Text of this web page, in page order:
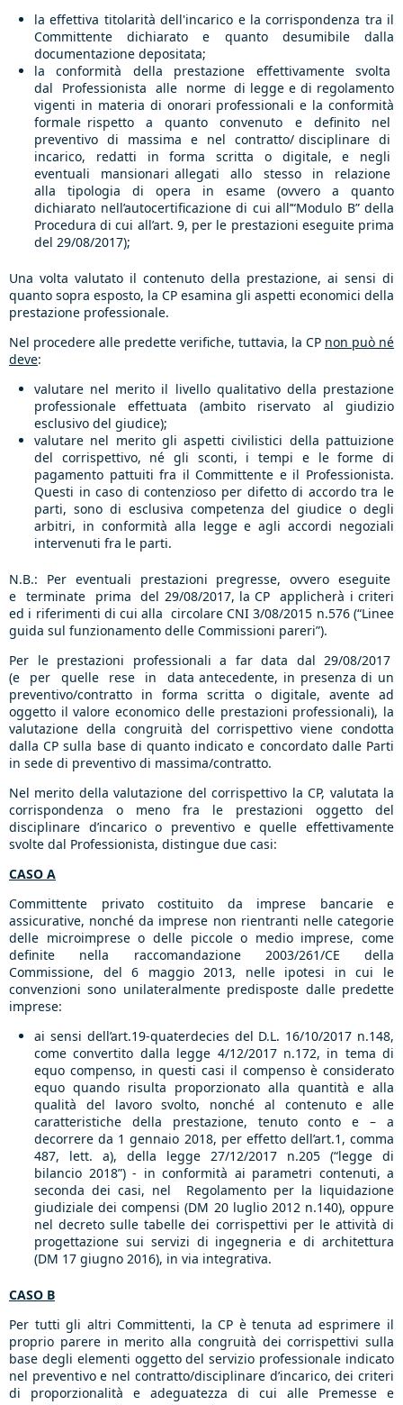
la effettiva titolarità dell'incarico e la corrispondenza tra il
Committente dichiarato e quanto desumibile dalla
documentazione depositata;
la conformità della prestazione effettivamente svolta
dal Professionista alle norme di legge e di regolamento
vigenti in materia di onorari professionali e la conformità
formale rispetto a quanto convenuto e definito nel
preventivo di massima e nel contratto/ disciplinare di
incarico, redatti in forma scritta o digitale, e negli
eventuali mansionari allegati allo stesso in relazione
alla tipologia di opera in esame (ovvero a quanto
dichiarato nell’autocertificazione di cui all’“Modulo B” della
Procedura di cui all’art. 9, per le prestazioni eseguite prima
del 29/08/2017);
Una volta valutato il contenuto della prestazione, ai sensi di
quanto sopra esposto, la CP esamina gli aspetti economici della
prestazione professionale.
Nel procedere alle predette verifiche, tuttavia, la CP non può né
deve:
valutare nel merito il livello qualitativo della prestazione
professionale effettuata (ambito riservato al giudizio
esclusivo del giudice);
valutare nel merito gli aspetti civilistici della pattuizione
del corrispettivo, né gli sconti, i tempi e le forme di
pagamento pattuiti fra il Committente e il Professionista.
Questi in caso di contenzioso per difetto di accordo tra le
parti, sono di esclusiva competenza del giudice o degli
arbitri, in conformità alla legge e agli accordi negoziali
intervenuti fra le parti.
N.B.: Per eventuali prestazioni pregresse, ovvero eseguite
e terminate prima del 29/08/2017, la CP applicherà i criteri
ed i riferimenti di cui alla circolare CNI 3/08/2015 n.576 (“Linee
guida sul funzionamento delle Commissioni pareri”).
Per le prestazioni professionali a far data dal 29/08/2017
(e per quelle rese in data antecedente, in presenza di un
preventivo/contratto in forma scritta o digitale, avente ad
oggetto il valore economico delle prestazioni professionali), la
valutazione della congruità del corrispettivo viene condotta
dalla CP sulla base di quanto indicato e concordato dalle Parti
in sede di preventivo di massima/contratto.
Nel merito della valutazione del corrispettivo la CP, valutata la
corrispondenza o meno fra le prestazioni oggetto del
disciplinare d’incarico o preventivo e quelle effettivamente
svolte dal Professionista, distingue due casi:
CASO A
Committente privato costituito da imprese bancarie e
assicurative, nonché da imprese non rientranti nelle categorie
delle microimprese o delle piccole o medio imprese, come
definite nella raccomandazione 2003/261/CE della
Commissione, del 6 maggio 2013, nelle ipotesi in cui le
convenzioni sono unilateralmente predisposte dalle predette
imprese:
ai sensi dell’art.19-quaterdecies del D.L. 16/10/2017 n.148,
come convertito dalla legge 4/12/2017 n.172, in tema di
equo compenso, in questi casi il compenso è considerato
equo quando risulta proporzionato alla quantità e alla
qualità del lavoro svolto, nonché al contenuto e alle
caratteristiche della prestazione, tenuto conto e – a
decorrere da 1 gennaio 2018, per effetto dell’art.1, comma
487, lett. a), della legge 27/12/2017 n.205 (“legge di
bilancio 2018”) - in conformità ai parametri contenuti, a
seconda dei casi, nel Regolamento per la liquidazione
giudiziale dei compensi (DM 20 luglio 2012 n.140), oppure
nel decreto sulle tabelle dei corrispettivi per le attività di
progettazione sui servizi di ingegneria e di architettura
(DM 17 giugno 2016), in via integrativa.
CASO B
Per tutti gli altri Committenti, la CP è tenuta ad esprimere il
proprio parere in merito alla congruità dei corrispettivi sulla
base degli elementi oggetto del servizio professionale indicato
nel preventivo e nel contratto/disciplinare d’incarico, dei criteri
di proporzionalità e adeguatezza di cui alle Premesse e